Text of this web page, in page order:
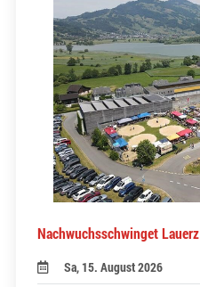
Nachwuchsschwinget Lauerz
Sa, 15. August 2026